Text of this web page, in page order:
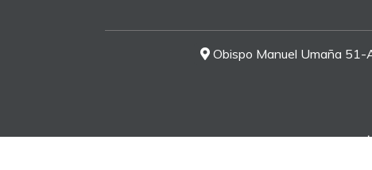
Obispo Manuel Umaña 51-